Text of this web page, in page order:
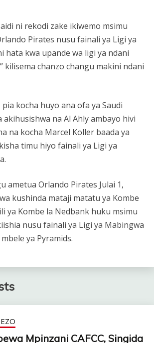
ni rekodi zake ikiwemo msimu
Pirates nusu fainali ya Ligi ya
hata kwa upande wa ligi ya ndani
kilisema chanzo changu makini ndani
kocha huyo ana ofa ya Saudi
na Al Ahly ambayo hivi
na kocha Marcel Koller baada ya
timu hiyo fainali ya Ligi ya
ametua Orlando Pirates Julai 1,
kushinda mataji matatu ya Kombe
ya Kombe la Nedbank huku msimu
nusu fainali ya Ligi ya Mabingwa
ya Pyramids.
Mpinzani CAFCC, Singida